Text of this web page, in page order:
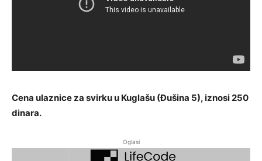
Cena ulaznice za svirku u Kuglašu (Đušina 5), iznosi 250
dinara.
Oglasi